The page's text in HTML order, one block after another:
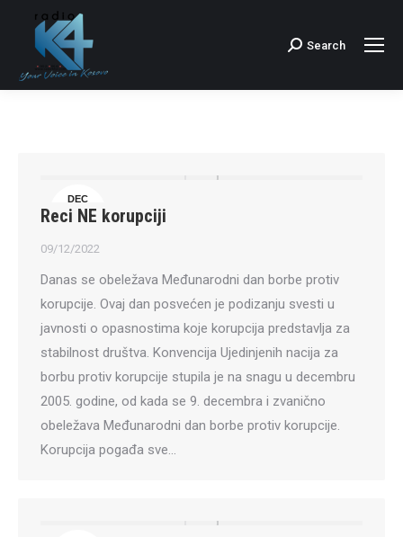
Search:
Search
DEC
9
Reci NE korupciji
09/12/2022
Danas se obeležava Međunarodni dan borbe protiv
korupcije. Ovaj dan posvećen je podizanju svesti u
javnosti o opasnostima koje korupcija predstavlja za
stabilnost društva. Konvencija Ujedinjenih nacija za
borbu protiv korupcije stupila je na snagu u decembru
2005. godine, od kada se 9. decembra i zvanično
obeležava Međunarodni dan borbe protiv korupcije.
Korupcija pogađa sve…